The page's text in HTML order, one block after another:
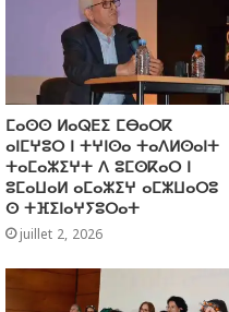
ⵎⴰⵙⵙ ⵍⴰⵕⴹⵉ ⵎⴱⴰⵔⴽ
ⴰⵏⵎⵖⵓⵔ ⵏ ⵜⵖⵏⵙⴰ ⵜⴰⴷⵍⵙⴰⵏⵜ
ⵜⴰⵎⴰⵣⵉⵖⵜ ⴷ ⵓⵎⵙⴽⴰⵔ ⵏ
ⵓⵎⴰⵡⴰⵍ ⴰⵎⴰⵣⵉⵖ ⴰⵎⵣⵡⴰⵔⵓ
ⵙ ⵜⴼⵉⵏⴰⵖⵢⵓⵔⴰⵜ
juillet 2, 2026